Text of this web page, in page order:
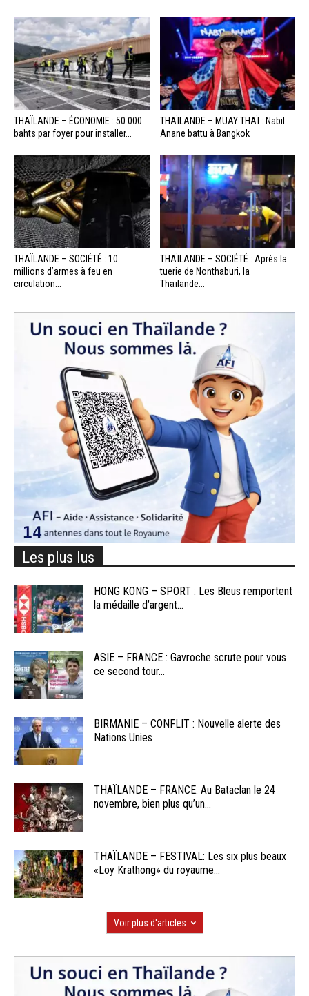
THAÏLANDE – ÉCONOMIE : 50 000
bahts par foyer pour installer...
THAÏLANDE – MUAY THAÏ : Nabil
Anane battu à Bangkok
THAÏLANDE – SOCIÉTÉ : 10
millions d’armes à feu en
circulation...
THAÏLANDE – SOCIÉTÉ : Après la
tuerie de Nonthaburi, la
Thaïlande...
Les plus lus
HONG KONG – SPORT : Les Bleus remportent
la médaille d’argent...
ASIE – FRANCE : Gavroche scrute pour vous
ce second tour...
BIRMANIE – CONFLIT : Nouvelle alerte des
Nations Unies
THAÏLANDE – FRANCE: Au Bataclan le 24
novembre, bien plus qu’un...
THAÏLANDE – FESTIVAL: Les six plus beaux
«Loy Krathong» du royaume...
Voir plus d'articles